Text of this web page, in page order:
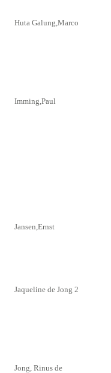
Huta Galung,Marco
Imming,Paul
Jansen,Ernst
Jaqueline de Jong 2
Jong, Rinus de